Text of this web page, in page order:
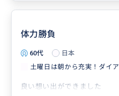
体力勝負
60代 日本
土曜日は朝から充実！ダイ
良い想い出ができました